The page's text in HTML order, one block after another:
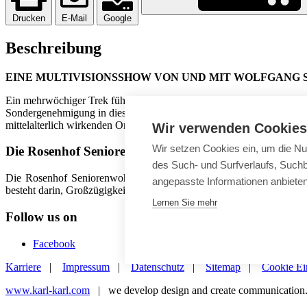
Drucken E-Mail Google
Beschreibung
EINE MULTIVISIONSSHOW VON UND MIT WOLFGANG
Ein mehrwöchiger Trek führte Wolfgang Senft in die Region
Sondergenehmigung in diese Region. Es scheint, als wäre dort die
mittelalterlich wirkenden Ortschaften. (€ 6,50)
Die Rosenhof Seniorenwohnanlagen
Die Rosenhof Seniorenwohnanlagen gibt es in Deutschland seit
besteht darin, Großzügigkeit und Komfort eines privaten Ambientes
Follow us on
Facebook
Karriere | Impressum | Datenschutz | Sitemap | Cookie
www.karl-karl.com | we develop design and create communication.
Wir verwenden Cookies
Wir setzen Cookies ein, um die
des Such- und Surfverlaufs,
angepasste Informationen
Lernen Sie mehr